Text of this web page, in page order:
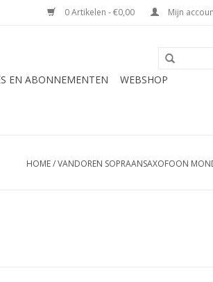
0 Artikelen - €0,00 Mijn
EN ABONNEMENTEN
WEBSHOP
HOME/VANDOREN SOPRAANSAXOFOON